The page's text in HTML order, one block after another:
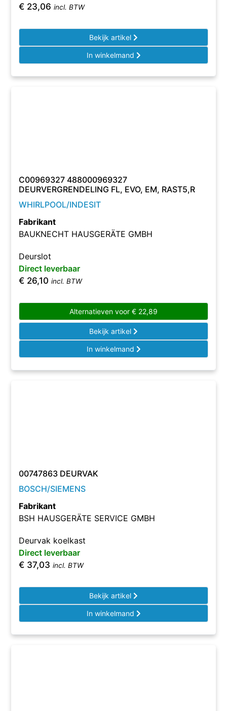
€ 23,06 incl. BTW
Bekijk artikel
In winkelmand
C00969327 488000969327
DEURVERGRENDELING FL, EVO, EM, RAST5,R
WHIRLPOOL/INDESIT
Fabrikant
BAUKNECHT HAUSGERÄTE GMBH
Deurslot
Direct leverbaar
€ 26,10 incl. BTW
Alternatieven voor € 22,89
Bekijk artikel
In winkelmand
00747863 DEURVAK
BOSCH/SIEMENS
Fabrikant
BSH HAUSGERÄTE SERVICE GMBH
Deurvak koelkast
Direct leverbaar
€ 37,03 incl. BTW
Bekijk artikel
In winkelmand